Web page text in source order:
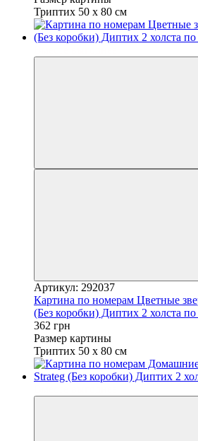
Триптих 50 х 80 см
Артикул: 292037
Картина по номерам Цветные
(Без коробки) Диптих 2 холста
362 грн
Размер картины
Триптих 50 х 80 см